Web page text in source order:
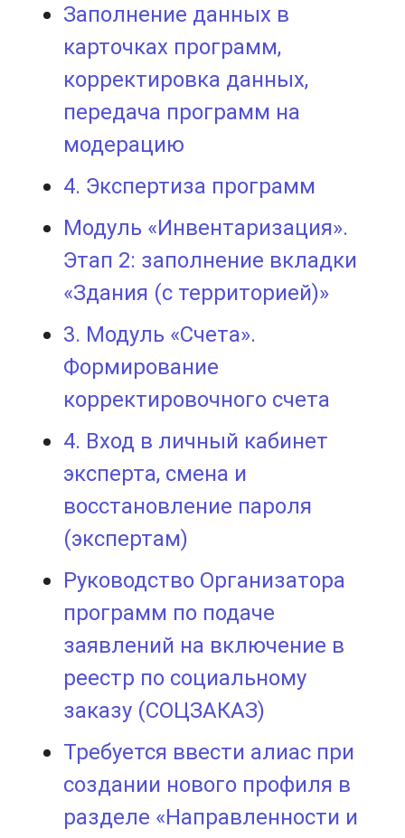
Заполнение данных в
карточках программ,
корректировка данных,
передача программ на
модерацию
4. Экспертиза программ
Модуль «Инвентаризация».
Этап 2: заполнение вкладки
«Здания (с территорией)»
3. Модуль «Счета».
Формирование
корректировочного счета
4. Вход в личный кабинет
эксперта, смена и
восстановление пароля
(экспертам)
Руководство Организатора
программ по подаче
заявлений на включение в
реестр по социальному
заказу (СОЦЗАКАЗ)
Требуется ввести алиас при
создании нового профиля в
разделе «Направленности и